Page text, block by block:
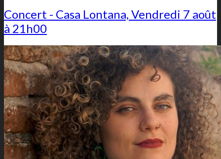
Concert - Casa Lontana, Vendredi 7 août
à 21h00